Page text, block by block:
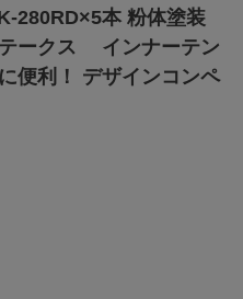
280RD×5本 粉体塗装
ークス インナーテン
便利！ デザインコンペ